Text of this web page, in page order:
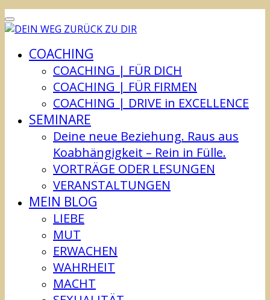
COACHING
COACHING | FÜR DICH
COACHING | FÜR FIRMEN
COACHING | DRIVE in EXCELLENCE
SEMINARE
Deine neue Beziehung. Raus aus
Koabhängigkeit – Rein in Fülle.
VORTRÄGE ODER LESUNGEN
VERANSTALTUNGEN
MEIN BLOG
LIEBE
MUT
ERWACHEN
WAHRHEIT
MACHT